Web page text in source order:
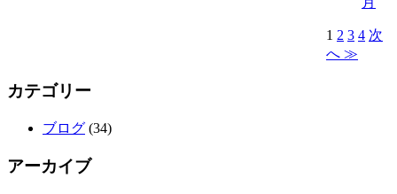
1 2 3 4 次
へ ≫
カテゴリー
ブログ (34)
アーカイブ